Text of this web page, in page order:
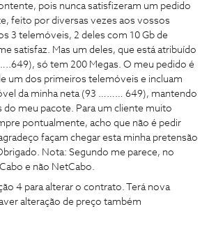
pois nunca satisfizeram um pedido
feito por diversas vezes aos vossos
3 telemóveis, 2 deles com 10 Gb de
satisfaz. Mas um deles, que está atribuído
só tem 200 Megas. O meu pedido é
um dos primeiros telemóveis e incluam
da minha neta (93 ……… 649), mantendo
meu pacote. Para um cliente muito
pontualmente, acho que não é pedir
façam chegar esta minha pretensão
Nota: Segundo me parece, no
e não NetCabo.
4 para alterar o contrato. Terá nova
alteração de preço também